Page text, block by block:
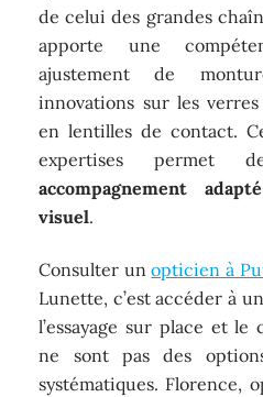
de celui des grandes
apporte une
ajustement de
innovations sur les
en lentilles de contact.
expertises permet
accompagnement
visuel.
Consulter unopticien à
Lunette, c’est accéder à
l’essayage sur place et
ne sont pas des
systématiques. Florence,